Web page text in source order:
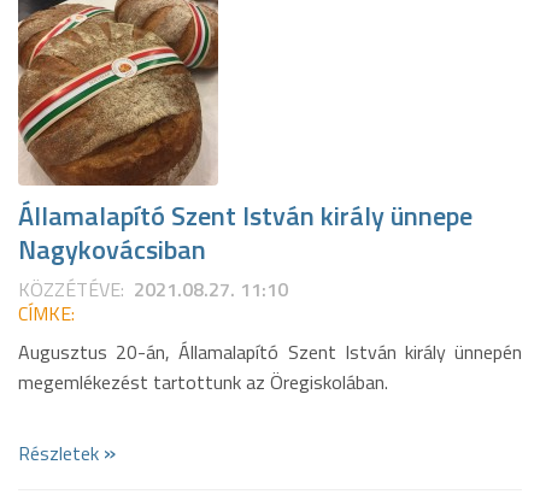
Államalapító Szent István király ünnepe
Nagykovácsiban
KÖZZÉTÉVE: 2021.08.27. 11:10
CÍMKE:
Augusztus 20-án, Államalapító Szent István király ünnepén
megemlékezést tartottunk az Öregiskolában.
Részletek »